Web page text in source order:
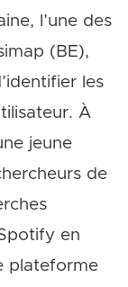
l’une des
(BE),
les
À
jeune
de
en
plateforme